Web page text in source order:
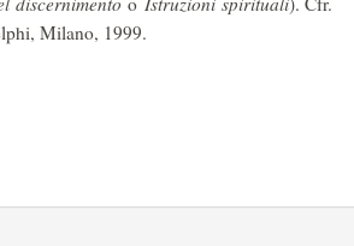
Milano, 1999.